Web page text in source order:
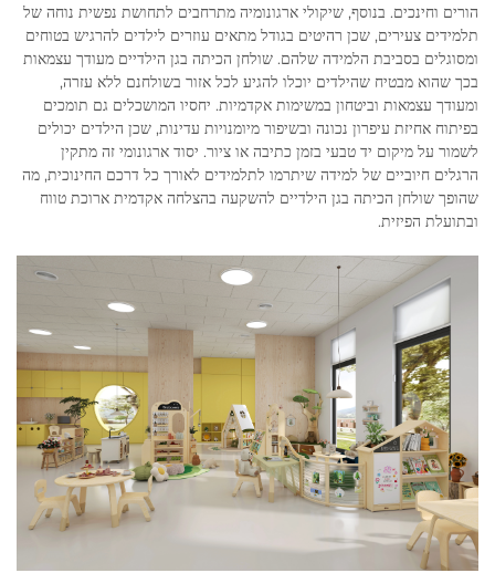
הורים וחינכים. בנוסף, שיקולי ארגונומיה מתרחבים לתחושת נפשית נוחה של
תלמידים צעירים, שכן רהיטים בגודל מתאים עוזרים לילדים להרגיש בטוחים
ומסוגלים בסביבת הלמידה שלהם. שולחן הכיתה בגן הילדיים מעודך עצמאות
בכך שהוא מבטיח שהילדים יוכלו להגיע לכל אזור בשולחנם ללא עזרה,
ומעודך עצמאות וביטחון במשימות אקדמיות. יחסיו המושכלים גם תומכים
בפיתוח אחיזת עיפרון נכונה ובשיפור מיומנויות עדינות, שכן הילדים יכולים
לשמור על מיקום יד טבעי בזמן כתיבה או ציור. יסוד ארגונומי זה מתקין
הרגלים חיוביים של למידה שיתרמו לתלמידים לאורך כל דרכם החינוכית, מה
שהופך שולחן הכיתה בגן הילדיים להשקעה בהצלחה אקדמית ארוכת טווח
ובתועלת הפיזית.